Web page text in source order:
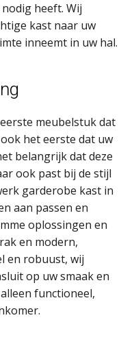
heeft. Wij
kast naar uw
inneemt in uw hal.
meubelstuk dat
het eerste dat uw
belangrijk dat deze
ook past bij de stijl
garderobe kast in
aan passen en
oplossingen en
en modern,
en robuust, wij
op uw smaak en
functioneel,